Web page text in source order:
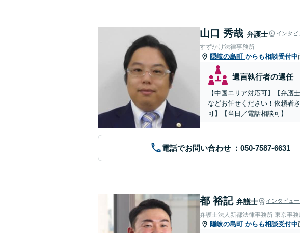
山口 秀哉 弁護士 インタビ
すずかけ法律事務所
隠岐の島町 からも相談受付中
遺言執行者の選任
【中国エリア対応可】【弁護
などお任せください！依頼者
可】【当日／電話相談可】
電話でお問い合わせ
都 裕記 弁護士 インタビュ
弁護士法人新都法律事務所 東京事
隠岐の島町 からも相談受付中